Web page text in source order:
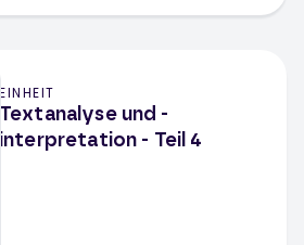
EINHEIT
Textanalyse und -
interpretation - Teil 4